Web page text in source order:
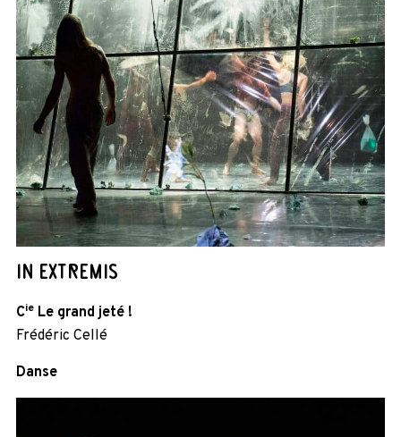
IN EXTREMIS
Cie Le grand jeté !
Frédéric Cellé
Danse